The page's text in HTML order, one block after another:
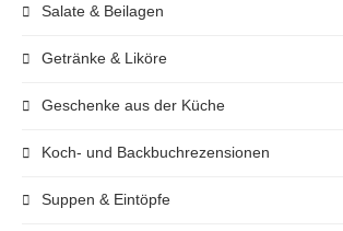
Salate & Beilagen
Getränke & Liköre
Geschenke aus der Küche
Koch- und Backbuchrezensionen
Suppen & Eintöpfe